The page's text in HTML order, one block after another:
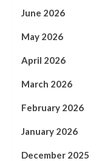
June 2026
May 2026
April 2026
March 2026
February 2026
January 2026
December 2025